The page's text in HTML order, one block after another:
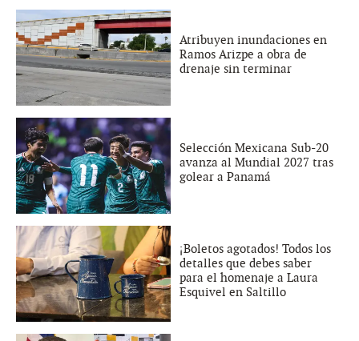
Atribuyen inundaciones en
Ramos Arizpe a obra de
drenaje sin terminar
Selección Mexicana Sub-20
avanza al Mundial 2027 tras
golear a Panamá
¡Boletos agotados! Todos los
detalles que debes saber
para el homenaje a Laura
Esquivel en Saltillo